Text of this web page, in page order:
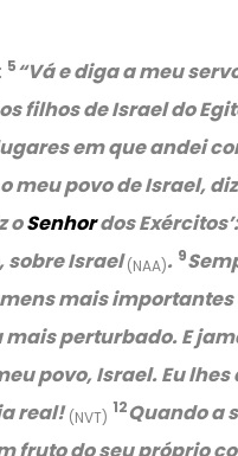
: 5“Vá e diga a meu
filhos de Israel do
em que andei
povo de Israel,
oSenhordos Exércitos’:
sobre Israel(NAA). 9
mais
perturbado. E
povo, Israel. Eu
real! (NVT)
12Quando a